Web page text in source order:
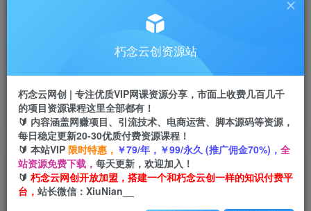
研究探讨更多创业项目路子。
会员专属推广链接
四导航 导航
APP下载
GO
首页 创业课程 会员免费 正文
2026 AI漫剧制作一站式全能课，零基础精通多平
台工具，快速批量产出原创漫剧
朽念云创资源站
朽念云网创 | 专注优质VIP网课资源分享，市面上收费几百几千
的项目资源课程这里全部都有！
🔰 内容涵盖网赚项目、引流技术、电商运营、脚本源码等资源，
每日稳定更新20-30优质付费资源课程！
🔰 本站VIP 限时特惠， ￥79/年，￥99/永久 (推广佣金70%)， 全
站资源免费下载， 每天更新，欢迎加入！
🔰 朽念云网创开放加盟，搭建一个和朽念云创一样的知识付费平
台， 站长微信：XiuNian__